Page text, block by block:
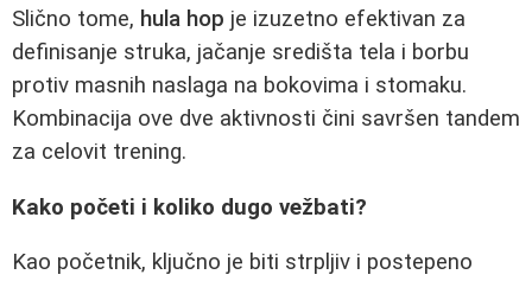
Slično tome, hula hop je izuzetno efektivan za
definisanje struka, jačanje središta tela i borbu
protiv masnih naslaga na bokovima i stomaku.
Kombinacija ove dve aktivnosti čini savršen tandem
za celovit trening.
Kako početi i koliko dugo vežbati?
Kao početnik, ključno je biti strpljiv i postepeno